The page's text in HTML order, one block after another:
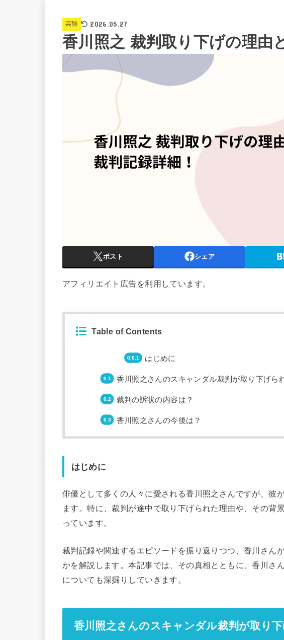
芸能 2026.05.27
香川照之 裁判取り下げの理由
ポスト シェア
アフィリエイト広告を利用しています。
Table of Contents
はじめに
香川照之さんのスキャンダル裁判が取り下げら
裁判の訴状の内容は？
香川照之さんの今後は？
はじめに
俳優として多くの人々に愛される香川照之さんですが、彼
ます。特に、裁判が途中で取り下げられた理由や、その背
っています。
裁判記録や関連するエピソードを振り返りつつ、香川さん
かを解説します。本記事では、その真相とともに、香川さ
についても深掘りしていきます。
香川照之さんのスキャンダル裁判が取り